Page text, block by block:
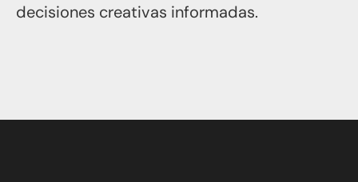
decisiones creativas informadas.